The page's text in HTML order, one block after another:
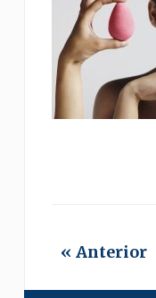
« Anterior